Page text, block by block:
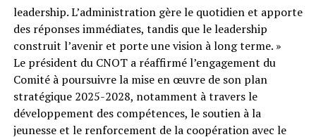
leadership. L’administration gère le quotidien et apporte
des réponses immédiates, tandis que le leadership
construit l’avenir et porte une vision à long terme. »
Le président du CNOT a réaffirmé l’engagement du
Comité à poursuivre la mise en œuvre de son plan
stratégique 2025-2028, notamment à travers le
développement des compétences, le soutien à la
jeunesse et le renforcement de la coopération avec le